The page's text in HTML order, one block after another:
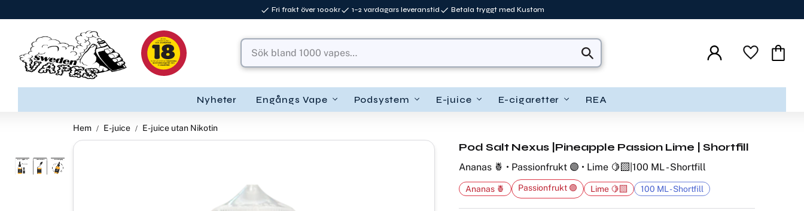
Fri frakt över 1000kr 1–2 vardagars leveranstid Betala tryggt med Kustom
Favoriter
Nyheter Engångs Vape Podsystem E-juice E-cigaretter REA
Hem E-juice E-juice utan Nikotin
Pod Salt Nexus |Pineapple Passion Lime | Shortfill
Ananas 🍍 • Passionfrukt 🟣 • Lime 🍋‍🟩|100 ML - Shortfill
Ananas 🍍 Passionfrukt 🟣 Lime 🍋‍🟩 100 ML - Shortfill